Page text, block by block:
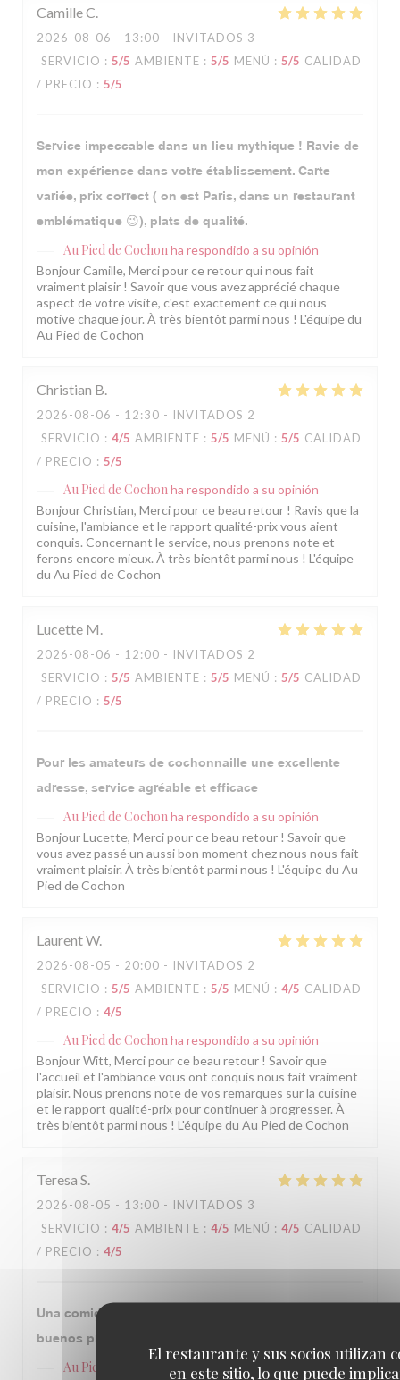
El restaurante y sus socios utilizan
en este sitio, lo que puede
CamilleC
2026-08-06 - 13:00 - INVITADOS 3
SERVICIO : 5/5 AMBIENTE : 5/5 MENÚ : 5/5 CALIDAD
/ PRECIO : 5/5
Service impeccable dans un lieu mythique ! Ravie de
mon expérience dans votre établissement. Carte
variée, prix correct ( on est Paris, dans un restaurant
emblématique 😉), plats de qualité.
Au Pied de Cochonha respondido a su opinión
Bonjour Camille, Merci pour ce retour qui nous fait
vraiment plaisir ! Savoir que vous avez apprécié chaque
aspect de votre visite, c'est exactement ce qui nous
motive chaque jour. À très bientôt parmi nous ! L'équipe du
Au Pied de Cochon
Christian B
2026-08-06 - 12:30 - INVITADOS 2
SERVICIO : 4/5 AMBIENTE : 5/5 MENÚ : 5/5 CALIDAD
/ PRECIO : 5/5
Au Pied de Cochonha respondido a su opinión
Bonjour Christian, Merci pour ce beau retour ! Ravis que la
cuisine, l'ambiance et le rapport qualité-prix vous aient
conquis. Concernant le service, nous prenons note et
ferons encore mieux. À très bientôt parmi nous ! L'équipe
du Au Pied de Cochon
Lucette M
2026-08-06 - 12:00 - INVITADOS 2
SERVICIO : 5/5 AMBIENTE : 5/5 MENÚ : 5/5 CALIDAD
/ PRECIO : 5/5
Pour les amateurs de cochonnaille une excellente
adresse, service agréable et efficace
Au Pied de Cochonha respondido a su opinión
Bonjour Lucette, Merci pour ce beau retour ! Savoir que
vous avez passé un aussi bon moment chez nous nous fait
vraiment plaisir. À très bientôt parmi nous ! L'équipe du Au
Pied de Cochon
LaurentW
2026-08-05 - 20:00 - INVITADOS 2
SERVICIO : 5/5 AMBIENTE : 5/5 MENÚ : 4/5 CALIDAD
/ PRECIO : 4/5
Au Pied de Cochonha respondido a su opinión
Bonjour Witt, Merci pour ce beau retour ! Savoir que
l'accueil et l'ambiance vous ont conquis nous fait vraiment
plaisir. Nous prenons note de vos remarques sur la cuisine
et le rapport qualité-prix pour continuer à progresser. À
très bientôt parmi nous ! L'équipe du Au Pied de Cochon
Teresa S
2026-08-05 - 13:00 - INVITADOS 3
SERVICIO : 4/5 AMBIENTE : 4/5 MENÚ : 4/5 CALIDAD
/ PRECIO : 4/5
Una comida excelente en un sitio con historia y
buenos profesionales, recomendable siempre.
Au Pied de Cochon ha respondido a su opinión